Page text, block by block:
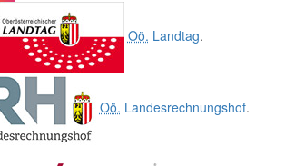
Oö. Landtag.
Oö. Landesrechnungshof.